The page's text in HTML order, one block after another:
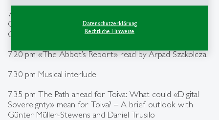
Datenschutzerklärung
Rechtliche Hinweise
7.05 pm A Collegium at a Business University: a
Conversation with Andreas F. Lingg and Tanja Artiga
Gonzalez
7.20 pm «The Abbot’s Report» read by Arpad Szakolczai
7.30 pm Musical interlude
7.35 pm The Path ahead for Toiva: What could «Digital
Sovereignty» mean for Toiva? – A brief outlook with
Günter Müller-Stewens and Daniel Trusilo